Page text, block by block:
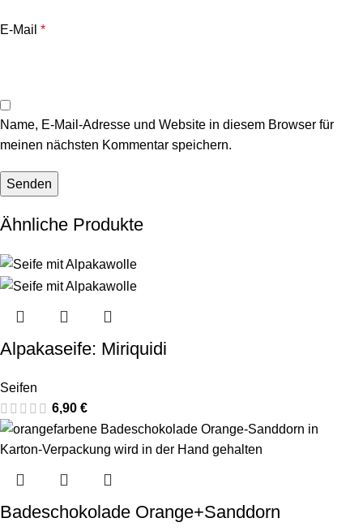
E-Mail *
Name, E-Mail-Adresse und Website in diesem Browser für
meinen nächsten Kommentar speichern.
Ähnliche Produkte
Alpakaseife: Miriquidi
Seifen
6,90 €
Badeschokolade Orange+Sanddorn